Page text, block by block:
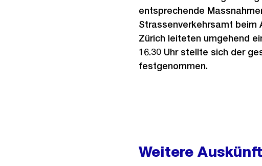
entsprechende
Strassenverkehrsamt beim
Zürich leiteten umgehend
16.30 Uhr stellte sich der
festgenommen.
Weitere